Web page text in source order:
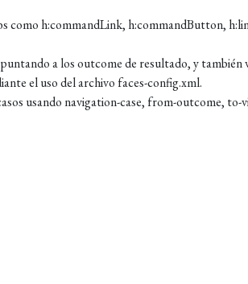
como h:commandLink, h:commandButton,
a los outcome de resultado, y también
el uso del archivo faces-config.xml.
usando navigation-case, from-outcome, to-